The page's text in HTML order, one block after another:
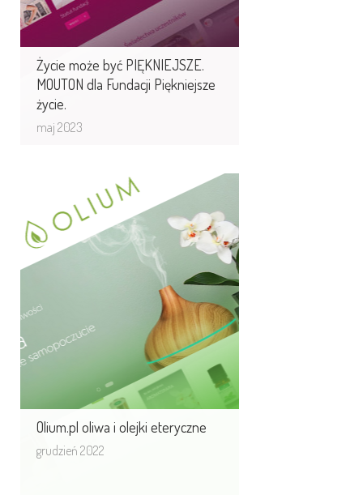
Życie może być PIĘKNIEJSZE.
MOUTON dla Fundacji Piękniejsze
życie.
maj 2023
Olium.pl oliwa i olejki eteryczne
grudzień 2022
Olium.pl oliwa i olejki
eteryczne
Olium.pl - to specjaliści od olejków
eterycznych, aromaterapii, oliwy
z oliwek, oraz produktów i fitoterapii